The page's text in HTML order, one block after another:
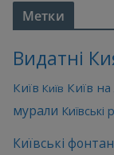
Метки
Видатні
Київ Київ Київ на
мурали Київські
Київські